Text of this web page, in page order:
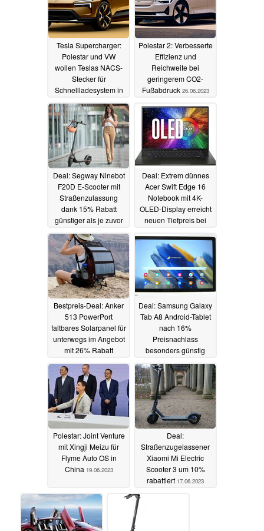
Tesla Supercharger:
Polestar und VW
wollen Teslas NACS-
Stecker für
Schnellladesystem in
Nordamerika nutzen
30.06.2023
Polestar 2: Verbesserte
Effizienz und
Reichweite bei
geringerem CO2-
Fußabdruck 26.06.2023
Deal: Segway Ninebot
F20D E-Scooter mit
Straßenzulassung
dank 15% Rabatt
günstiger als je zuvor
20.06.2023
Deal: Extrem dünnes
Acer Swift Edge 16
Notebook mit 4K-
OLED-Display erreicht
neuen Tiefpreis bei
Bestpreis-Deal: Anker
513 PowerPort
faltbares Solarpanel für
unterwegs im Angebot
mit 26% Rabatt
19.06.2023
Deal: Samsung Galaxy
Tab A8 Android-Tablet
nach 16%
Preisnachlass
besonders günstig
19.06.2023
Polestar: Joint Venture
mit Xingji Meizu für
Flyme Auto OS in
China 19.06.2023
Deal:
Straßenzugelassener
Xiaomi Mi Electric
Scooter 3 um 10%
rabattiert 17.06.2023